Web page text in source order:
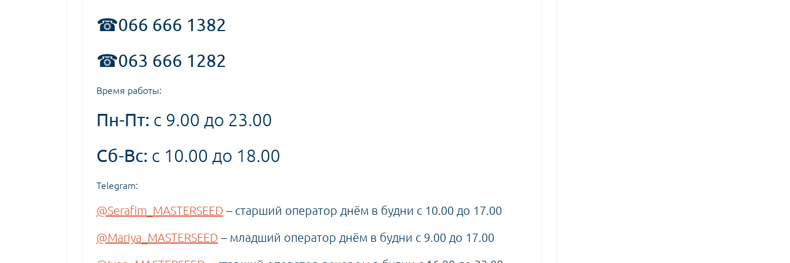
☎066 666 1382
☎063 666 1282
Время работы:
Пн-Пт: с 9.00 до 23.00
Сб-Вс: с 10.00 до 18.00
Telegram:
@Serafim_MASTERSEED – старший оператор днём в будни с 10.00 до 17.00
@Mariya_MASTERSEED – младший оператор днём в будни с 9.00 до 17.00